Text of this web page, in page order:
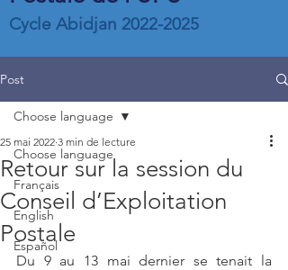
Cycle Abidjan 2022-2025
Post
Choose language
Français
English
Español
Choose language
Retour sur la session du
Conseil d’Exploitation
Postale
25 mai 2022 3 min de lecture
Du 9 au 13 mai dernier se tenait la